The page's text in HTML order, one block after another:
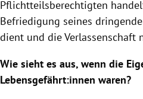
Pflichtteilsberechtigten
Befriedigung seines
dient und die Verlassenschaft
Wie sieht es aus, wenn die
Lebensgefährt:innen waren?